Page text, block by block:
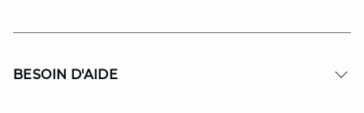
BESOIN D'AIDE